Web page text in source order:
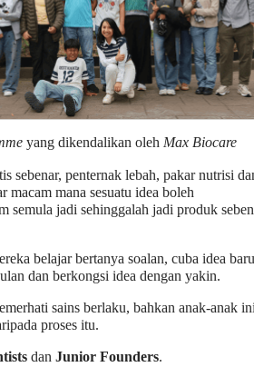
yang dikendalikan oleh Max Biocare
sebenar, penternak lebah, pakar nutrisi
macam mana sesuatu idea boleh
semula jadi sehinggalah jadi produk
belajar bertanya soalan, cuba idea
dan berkongsi idea dengan yakin.
sains berlaku, bahkan anak-anak
proses itu.
dan Junior Founders.